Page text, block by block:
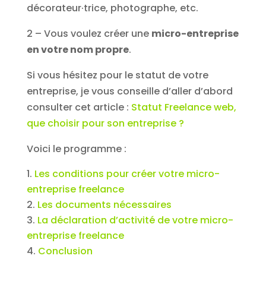
décorateur·trice, photographe, etc.
2 – Vous voulez créer une micro-entreprise
en votre nom propre.
Si vous hésitez pour le statut de votre
entreprise, je vous conseille d’aller d’abord
consulter cet article : Statut Freelance web,
que choisir pour son entreprise ?
Voici le programme :
Les conditions pour créer votre micro-
entreprise freelance
Les documents nécessaires
La déclaration d’activité de votre micro-
entreprise freelance
Conclusion